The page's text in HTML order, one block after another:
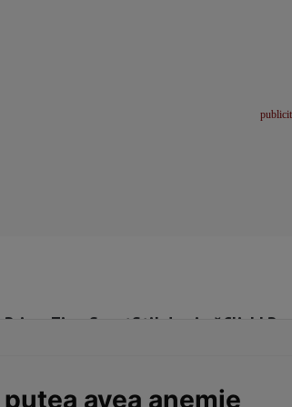
Prime Time SportStil de viațăClick!
avea anemie